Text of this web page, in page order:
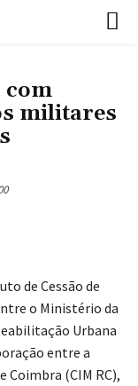
com
militares
de Cessão de
o Ministério da
Urbana
entre a
Coimbra (CIM RC),